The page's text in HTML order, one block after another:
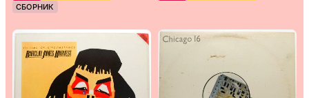
СБОРНИК